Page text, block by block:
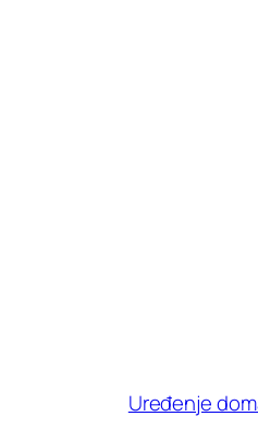
Uređenje